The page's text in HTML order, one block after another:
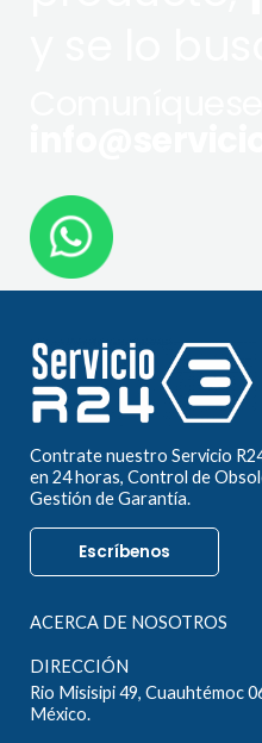
Contrate nuestro Servicio
en 24 horas, Control de
Gestión de Garantía.
Escríbenos
ACERCA DE NOSOTROS
DIRECCIÓN
Rio Misisipi 49, Cuauhtémoc
México.